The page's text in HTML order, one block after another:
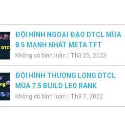
ĐỘI HÌNH NGOẠI ĐẠO DTCL MÙA
8.5 MẠNH NHẤT META TFT
Không có bình luận | Th3 25, 2023
ĐỘI HÌNH THƯỢNG LONG DTCL
MÙA 7.5 BUILD LEO RANK
Không có bình luận | Th9 7, 2022